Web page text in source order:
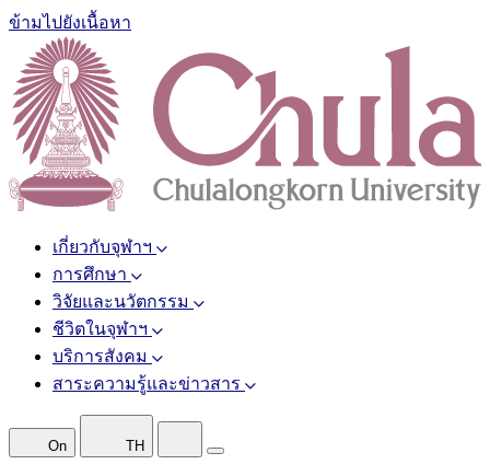
ข้ามไปยังเนื้อหา
เกี่ยวกับจุฬาฯ
การศึกษา
วิจัยและนวัตกรรม
ชีวิตในจุฬาฯ
บริการสังคม
สาระความรู้และข่าวสาร
On TH